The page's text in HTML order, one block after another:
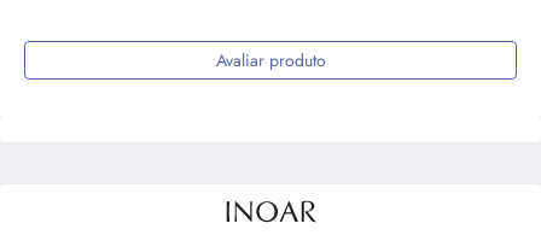
Avaliar produto